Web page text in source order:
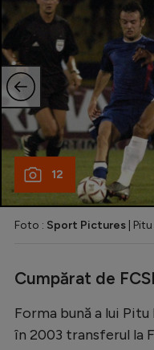
12
Foto : Sport Pictures |
Cumpărat de
Forma bună a lui Pitu
în 2003 transferul la